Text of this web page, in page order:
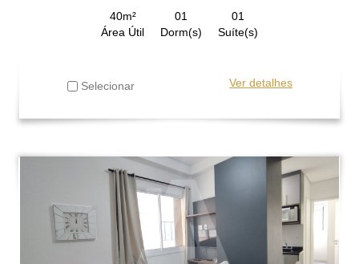
40m²
Área Útil
01
Dorm(s)
01
Suíte(s)
Selecionar Ver detalhes